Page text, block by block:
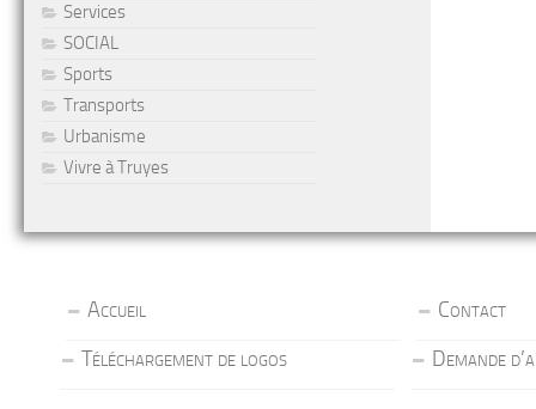
Services
SOCIAL
Sports
Transports
Urbanisme
Vivre à Truyes
Accueil
Contact
Téléchargement de logos
Demande